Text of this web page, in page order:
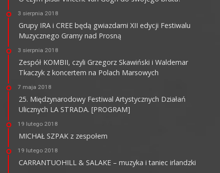
3 sierpnia 2018
Grupy IRA i CREE będą gwiazdami XII edycji Festiwalu
Muzycznego Gramy nad Prosną
3 sierpnia 2018
Zespół KOMBII, czyli Grzegorz Skawiński i Waldemar
Tkaczyk z koncertem na Polach Marsowych
7 maja 2018
25. Międzynarodowy Festiwal Artystycznych Działań
Ulicznych LA STRADA. [PROGRAM]
19 lutego 2018
MICHAŁ SZPAK z zespołem
19 lutego 2018
CARRANTUOHILL & SALAKE – muzyka i taniec irlandzki